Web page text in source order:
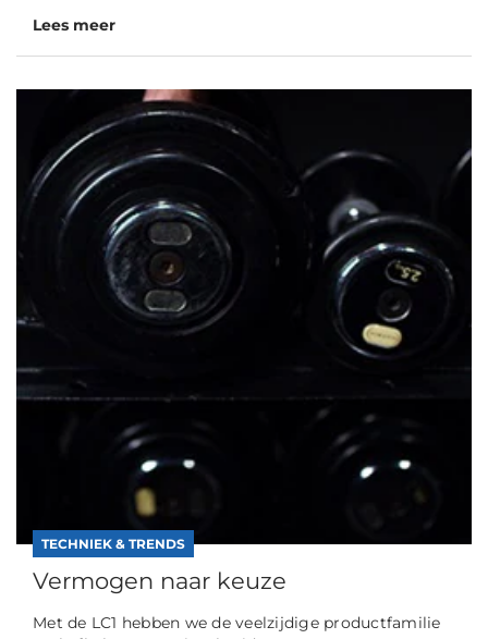
Lees meer
TECHNIEK & TRENDS
Vermogen naar keuze
Met de LC1 hebben we de veelzijdige productfamilie